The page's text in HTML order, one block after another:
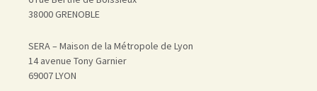
38000 GRENOBLE
SERA – Maison de la Métropole de Lyon
14 avenue Tony Garnier
69007 LYON